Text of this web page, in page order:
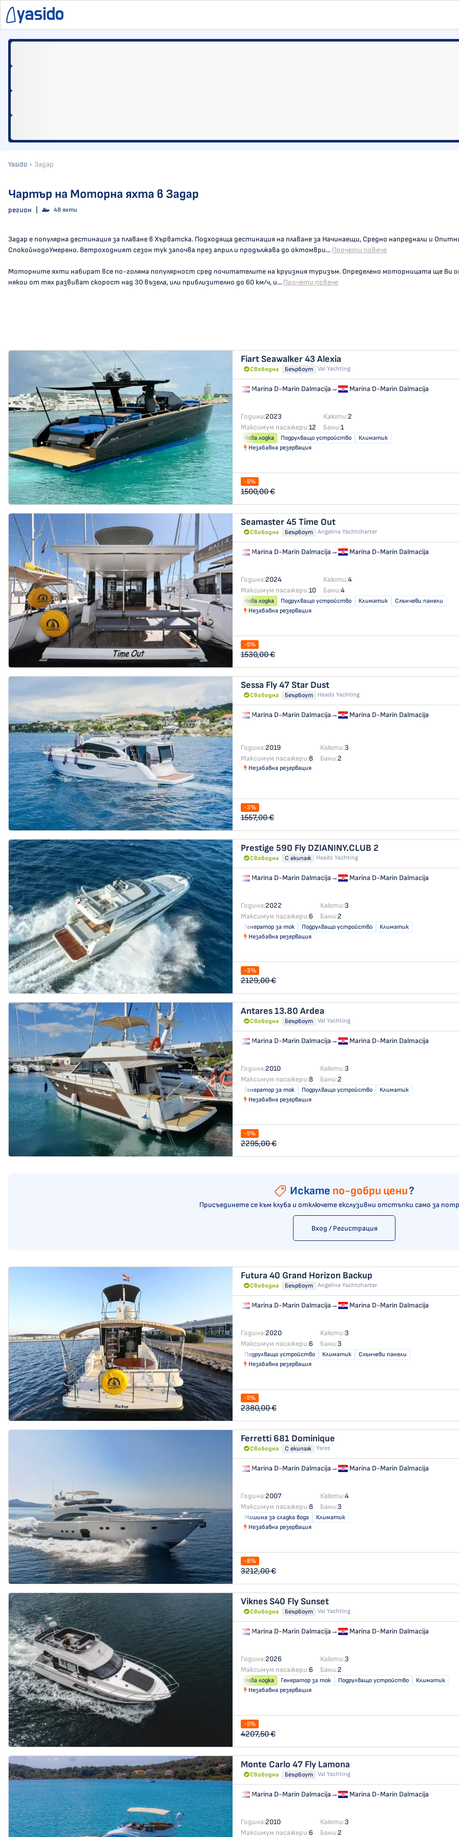
Yasido Задар
Чартър на Моторна яхта в Задар
регион 48 яхти
Задар е популярна дестинация за плаване в Хърватска. Подходяща дестинация на плаване за Начинаещи, Средно напреднали и
СпокойнодоУмерено. Ветроходният сезон тук започва през aприл и продължава до октомври... Прочети повече
Моторните яхти набират все по-голяма популярност сред почитателите на круизния туризъм. Определено моторницата ще
някои от тях развиват скорост над 30 възела, или приблизително до 60 км/ч, и... Прочети повече
Fiart Seawalker 43Alexia
Свободна Беърбоут Val Yachting
Marina D-Marin Dalmacija→ Marina D-Marin Dalmacija
Година:2023 Каюти:2
Максимум пасажери:12 Бани:1
Нова лодка Подрулващо устройство
Климатик
Незабавна резервация
-5%
1500,00 €
Seamaster 45 Time Out
Свободна Беърбоут Angelina Yachtcharter
Marina D-Marin Dalmacija→ Marina D-Marin Dalmacija
Година:2024 Каюти:4
Максимум пасажери:10 Бани:4
Нова лодка Подрулващо устройство Климатик
Слънчеви панели
Незабавна резервация
-5%
1530,00 €
Sessa Fly 47Star Dust
Свободна Беърбоут Heads Yachting
Marina D-Marin Dalmacija→ Marina D-Marin Dalmacija
Година:2019 Каюти:3
Максимум пасажери:8 Бани:2
Незабавна резервация
-3%
1557,00 €
Prestige 590 Fly DZIANINY.CLUB 2
Свободна С екипаж Heads Yachting
Marina D-Marin Dalmacija→ Marina D-Marin Dalmacija
Година:2022 Каюти:3
Максимум пасажери:6 Бани:2
Генератор за ток Подрулващо устройство
Климатик
Незабавна резервация
-3%
2129,00 €
Antares 13.80 Ardea
Свободна Беърбоут Val Yachting
Marina D-Marin Dalmacija→ Marina D-Marin Dalmacija
Година:2010 Каюти:3
Максимум пасажери:8 Бани:2
Генератор за ток Подрулващо устройство
Климатик
Незабавна резервация
-5%
2295,00 €
Искате по-добри цени?
Присъединете се към клуба и отключете екслузивни отстъпки само за
Вход / Регистрация
Futura 40 Grand Horizon Backup
Свободна Беърбоут Angelina Yachtcharter
Marina D-Marin Dalmacija→ Marina D-Marin Dalmacija
Година:2020 Каюти:3
Максимум пасажери:6 Бани:3
Подрулващо устройство Климатик
Слънчеви панели
Незабавна резервация
-5%
2380,00 €
Ferretti 681 Dominique
Свободна С екипаж Yares
Marina D-Marin Dalmacija→ Marina D-Marin Dalmacija
Година:2007 Каюти:4
Максимум пасажери:8 Бани:3
Машина за сладка вода
Климатик
Незабавна резервация
-8%
3212,00 €
Viknes S40 FlySunset
Свободна Беърбоут Val Yachting
Marina D-Marin Dalmacija→ Marina D-Marin Dalmacija
Година:2026 Каюти:3
Максимум пасажери:6 Бани:2
Нова лодка Генератор за ток Подрулващо устройство
Климатик
Незабавна резервация
-5%
4207,50 €
Monte Carlo 47 Fly Lamona
Свободна Беърбоут Val Yachting
Marina D-Marin Dalmacija→ Marina D-Marin Dalmacija
Година:2010 Каюти:3
Максимум пасажери:6 Бани:2